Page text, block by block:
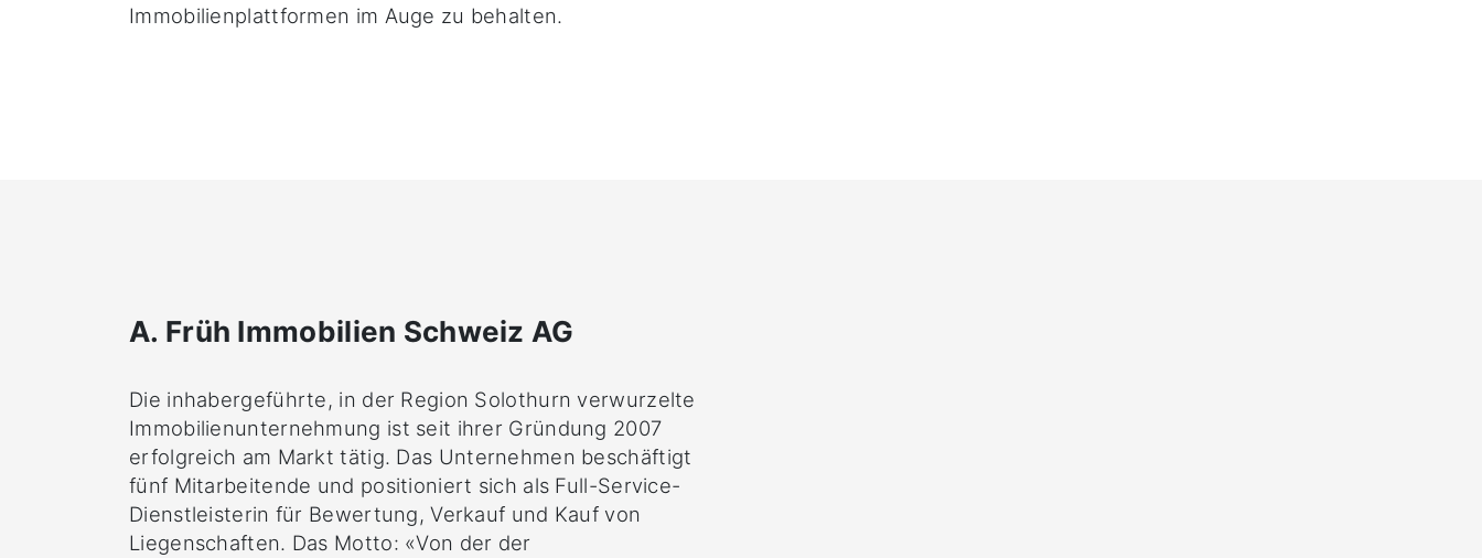
Immobilienplattformen im Auge zu behalten.
A. Früh Immobilien Schweiz AG
Die inhabergeführte, in der Region Solothurn verwurzelte
Immobilienunternehmung ist seit ihrer Gründung 2007
erfolgreich am Markt tätig. Das Unternehmen beschäftigt
fünf Mitarbeitende und positioniert sich als Full-Service-
Dienstleisterin für Bewertung, Verkauf und Kauf von
Liegenschaften. Das Motto: «Von der der